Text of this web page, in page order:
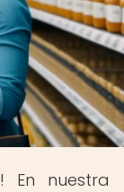
! En nuestra